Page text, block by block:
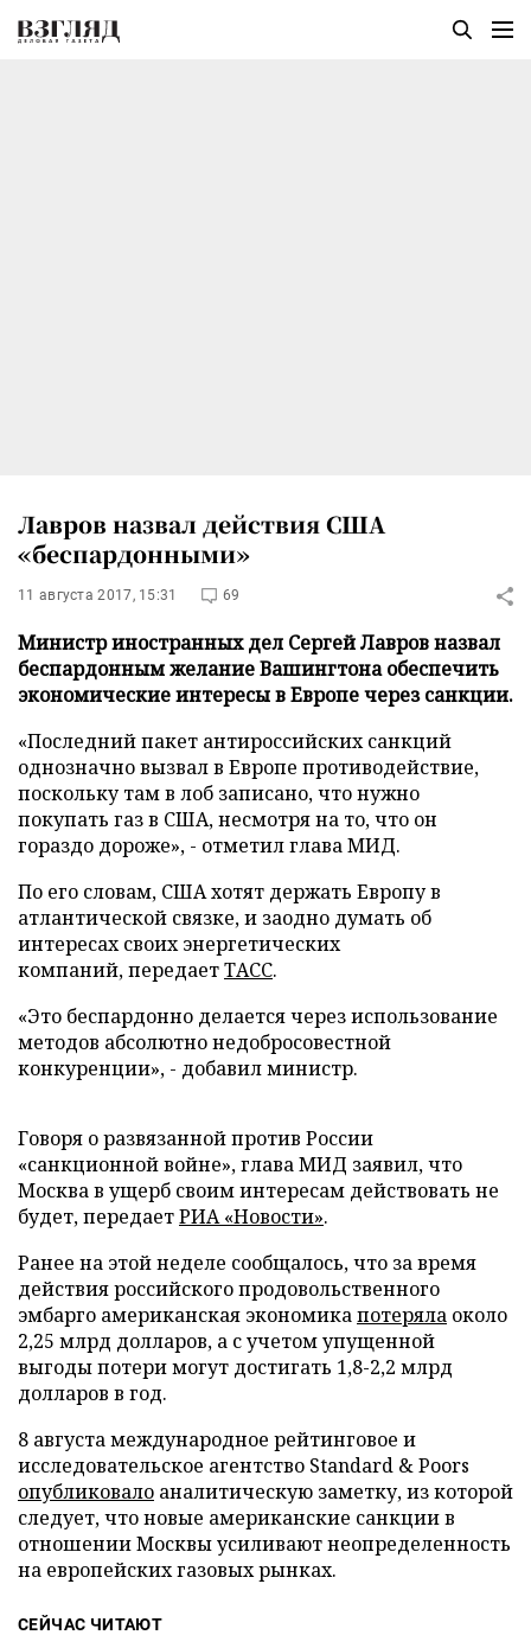
Лавров назвал действия США
«беспардонными»
11 августа 2017, 15:31 69
Министр иностранных дел Сергей Лавров назвал
беспардонным желание Вашингтона обеспечить
экономические интересы в Европе через санкции.
«Последний пакет антироссийских санкций
однозначно вызвал в Европе противодействие,
поскольку там в лоб записано, что нужно
покупать газ в США, несмотря на то, что он
гораздо дороже», - отметил глава МИД.
По его словам, США хотят держать Европу в
атлантической связке, и заодно думать об
интересах своих энергетических
компаний, передаетТАСС.
«Это беспардонно делается через использование
методов абсолютно недобросовестной
конкуренции», - добавил министр.
Говоря о развязанной против России
«санкционной войне», глава МИД заявил, что
Москва в ущерб своим интересам действовать не
будет, передаетРИА «Новости».
Ранее на этой неделе сообщалось, что за время
действия российского продовольственного
эмбарго американская экономикапотеряла около
2,25 млрд долларов, а с учетом упущенной
выгоды потери могут достигать 1,8-2,2 млрд
долларов в год.
8 августа международное рейтинговое и
исследовательское агентство Standard & Poors
опубликовало аналитическую заметку, из которой
следует, что новые американские санкции в
отношении Москвы усиливают неопределенность
на европейских газовых рынках.
СЕЙЧАС ЧИТАЮТ